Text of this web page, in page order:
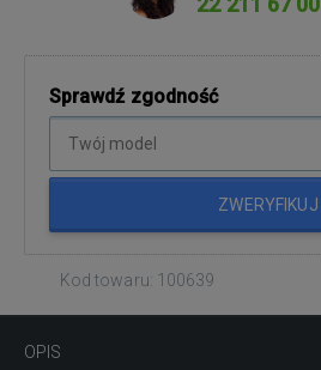
Sprawdź zgodność
ZWERYFIKUJ
Kod towaru: 100639
OPIS